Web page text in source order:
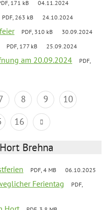
171 kB 04.11.2024
PDF, 263 kB 24.10.2024
PDF, 310 kB 30.09.2024
PDF, 177 kB 25.09.2024
am 20.09.2024
PDF,
8 9
10
16
Brehna
PDF, 4 MB 06.10.2025
Ferientag
PDF,